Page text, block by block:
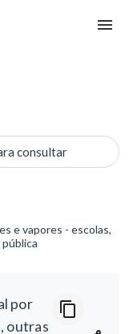
consultar
e vapores - escolas,
por
outras